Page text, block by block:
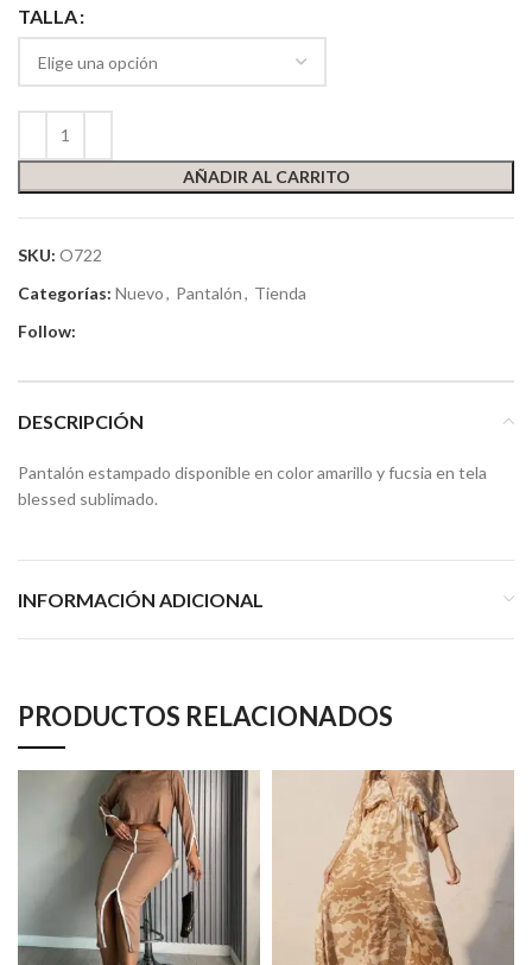
TALLA
AÑADIR AL CARRITO
SKU: O722
Categorías: Nuevo, Pantalón, Tienda
Follow:
DESCRIPCIÓN
Pantalón estampado disponible en color amarillo y fucsia en tela
blessed sublimado.
INFORMACIÓN ADICIONAL
PRODUCTOS RELACIONADOS